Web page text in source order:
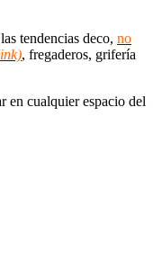
tendencias deco, no
, fregaderos, grifería
en cualquier espacio del